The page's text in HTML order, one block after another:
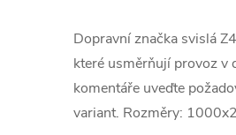
Dopravní značka svislá
které usměrňují provoz v
komentáře uveďte
variant. Rozměry: